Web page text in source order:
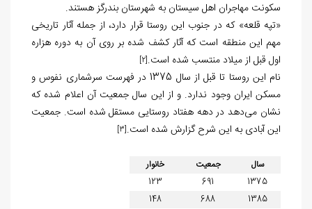
سکونت مهاجران اهل سیستان به شهرستان بندرگز هستند.
«تپه قلعه» که در جنوب این روستا قرار دارد، از جمله آثار تاریخی
مهم این منطقه است که آثار کشف شده بر روی آن به دوره هزاره
اول قبل از میلاد منتسب شده است.[2]
نام این روستا تا قبل از سال 1375 در فهرست سرشماری نفوس و
مسکن ایران وجود ندارد. و از این سال جمعیت آن اعلام شده که
نشان می‌‏دهد در دهه هفتاد روستایی مستقل شده است. جمعیت
این آبادی به این شرح گزارش شده است.[3]
سال جمعیت
خانوار
1375
691
123
1385
688
148